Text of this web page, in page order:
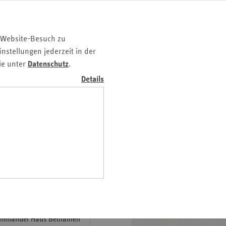
Besuch zu
jederzeit in der
unter Datenschutz.
Details
vermitteln“ geht im
wissen um unsere
im Alter - Bewegung und
Haus Bethanien